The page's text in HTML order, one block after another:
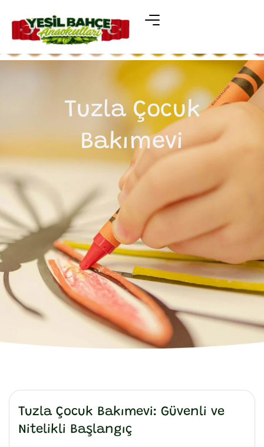
Tuzla Çocuk
Bakımevi
Tuzla Çocuk Bakımevi: Güvenli ve
Nitelikli Başlangıç